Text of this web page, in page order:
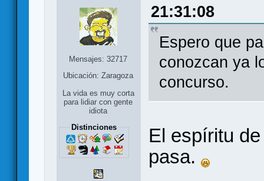
Mensajes: 32717
Ubicación: Zaragoza
La vida es muy corta
para lidiar con gente
idiota
Distinciones
21:31:08
Espero que
conozcan ya
concurso.
El espíritu
pasa.